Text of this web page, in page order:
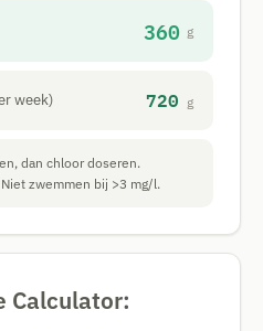
360 g
week) 720 g
dan chloor doseren.
zwemmen bij >3 mg/l.
Calculator: